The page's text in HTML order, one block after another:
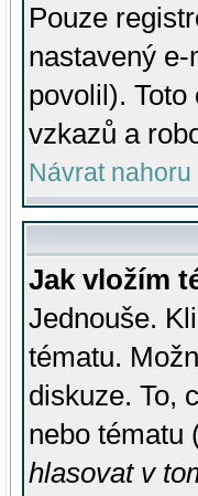
Pouze
nastavený
povolil).
vzkazů a
Návrat nahoru
Jak vložím
Jednouše.
tématu.
diskuze. To,
nebo tématu
hlasovat v